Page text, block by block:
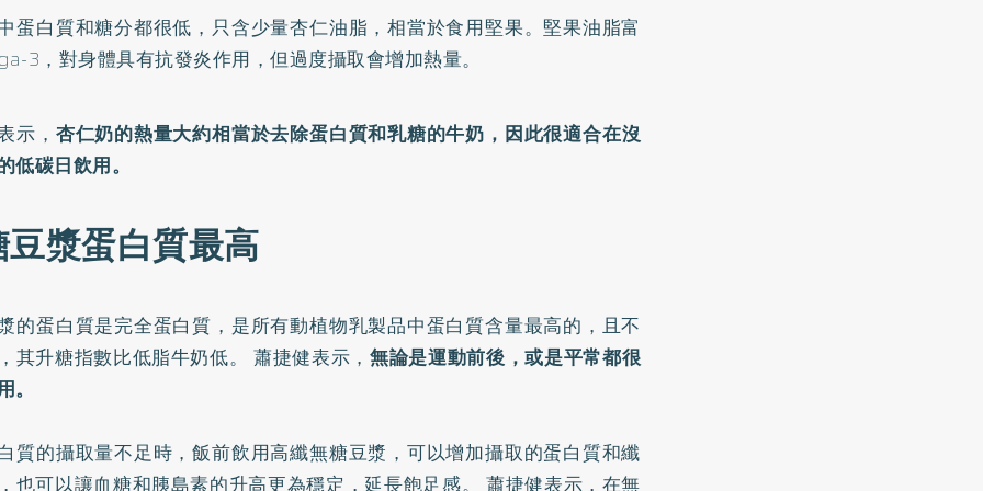
蛋白質和糖分都很低，只含少量杏仁油脂，相當於食用堅果。堅果油脂富
3，對身體具有抗發炎作用，但過度攝取會增加熱量。
示， 杏仁奶的熱量大約相當於去除蛋白質和乳糖的牛奶，因此很適合在沒
低碳日飲用。
漿蛋白質最高
的蛋白質是完全蛋白質，是所有動植物乳製品中蛋白質含量最高的，且不
其升糖指數比低脂牛奶低。 蕭捷健表示，無論是運動前後，或是平常都很
。
質的攝取量不足時，飯前飲用高纖無糖豆漿，可以增加攝取的蛋白質和纖
也可以讓血糖和胰島素的升高更為穩定，延長飽足感。 蕭捷健表示，在無